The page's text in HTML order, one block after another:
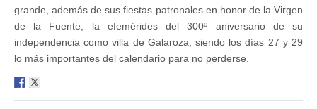
grande, además de sus fiestas patronales en honor de la Virgen
de la Fuente, la efemérides del 300º aniversario de su
independencia como villa de Galaroza, siendo los días 27 y 29
lo más importantes del calendario para no perderse.